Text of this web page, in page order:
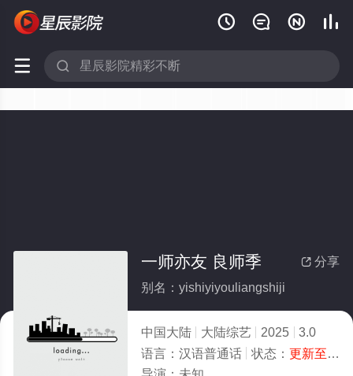
   
 
 分享
一师亦友 良师季
别名：yishiyiyouliangshiji
中国大陆 大陆综艺 2025
3.0
语言： 汉语普通话 状态： 更新至20260411期